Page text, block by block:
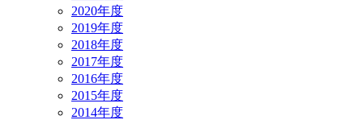
2020年度
2019年度
2018年度
2017年度
2016年度
2015年度
2014年度